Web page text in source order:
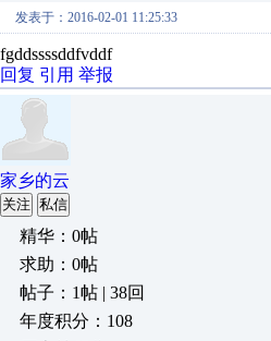
发表于：2016-02-01 11:25:33
fgddssssddfvddf
回复 引用 举报
家乡的云
关注 私信
精华：0帖
求助：0帖
帖子：1帖 | 38回
年度积分：108